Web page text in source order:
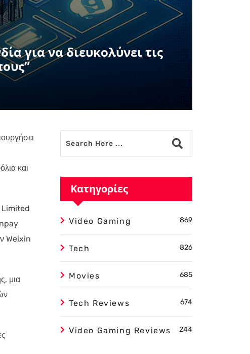
για να διευκολύνει τις
και
Limited
Weixin
μια
Κατηγορίες
Video Gaming 869
Tech 826
Movies 685
Tech Reviews 674
Video Gaming Reviews 244